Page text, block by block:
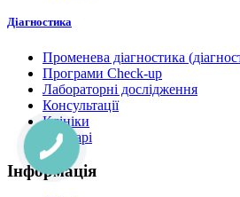
Діагностика
Променева діагностика
Програми Check-up
Лабораторні дослідження
Консультації
Клініки
Лікарі
Інформація